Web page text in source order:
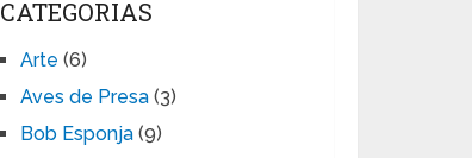
CATEGORIAS
Arte (6)
Aves de Presa (3)
Bob Esponja (9)